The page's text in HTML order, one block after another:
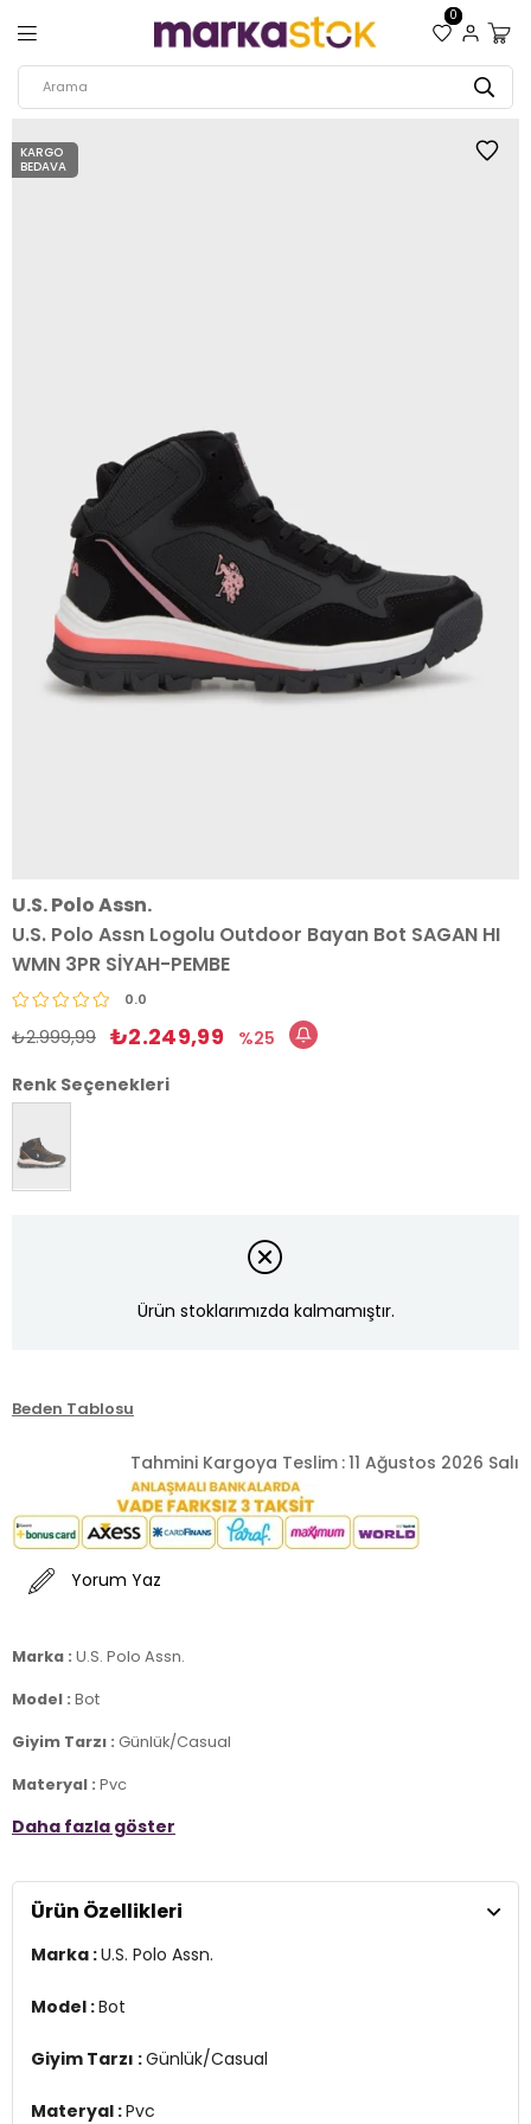
0
KARGO
BEDAVA
U.S. Polo Assn.
U.S. Polo Assn Logolu Outdoor Bayan Bot SAGAN HI
WMN 3PR SİYAH-PEMBE
0.0
₺2.999,99 ₺2.249,99
25
Renk Seçenekleri
Ürün stoklarımızda kalmamıştır.
Beden Tablosu
Tahmini Kargoya Teslim :11 Ağustos 2026 Salı
Yorum Yaz
Marka : U.S. Polo Assn.
Model : Bot
Giyim Tarzı : Günlük/Casual
Materyal : Pvc
Kapama Bilgisi :Bağcıklı
Taban Kalınlığı :&3 cm
Üretim Yeri :Türkiye
Daha fazla göster
Ürün Özellikleri
Marka :U.S. Polo Assn.
Model :Bot
Giyim Tarzı :Günlük/Casual
Materyal :Pvc